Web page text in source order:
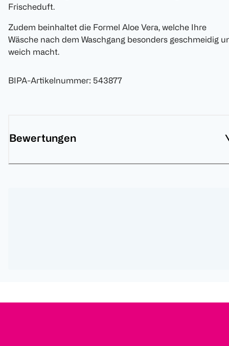
Frischeduft.
Zudem beinhaltet die Formel Aloe Vera, welche Ihre
Wäsche nach dem Waschgang besonders geschmeidig
weich macht.
BIPA-Artikelnummer: 543877
Bewertungen